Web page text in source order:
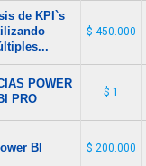
de KPI`s
$ 450.000
POWER
PRO
$ 1
BI $ 200.000